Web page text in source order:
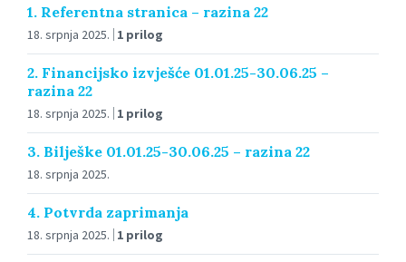
1. Referentna stranica – razina 22
18. srpnja 2025. 1 prilog
2. Financijsko izvješće 01.01.25-30.06.25 –
razina 22
18. srpnja 2025. 1 prilog
3. Bilješke 01.01.25-30.06.25 – razina 22
18. srpnja 2025.
4. Potvrda zaprimanja
18. srpnja 2025. 1 prilog